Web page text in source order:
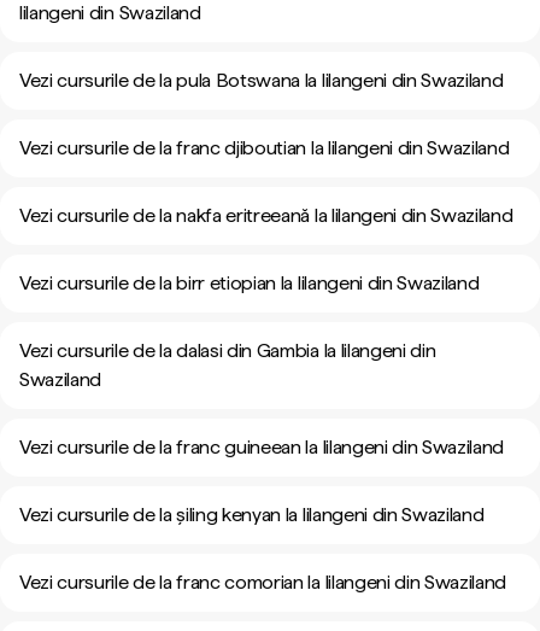
lilangeni din Swaziland
Vezi cursurile de la pula Botswana la lilangeni din Swaziland
Vezi cursurile de la franc djiboutian la lilangeni din Swaziland
Vezi cursurile de la nakfa eritreeană la lilangeni din Swaziland
Vezi cursurile de la birr etiopian la lilangeni din Swaziland
Vezi cursurile de la dalasi din Gambia la lilangeni din
Swaziland
Vezi cursurile de la franc guineean la lilangeni din Swaziland
Vezi cursurile de la șiling kenyan la lilangeni din Swaziland
Vezi cursurile de la franc comorian la lilangeni din Swaziland